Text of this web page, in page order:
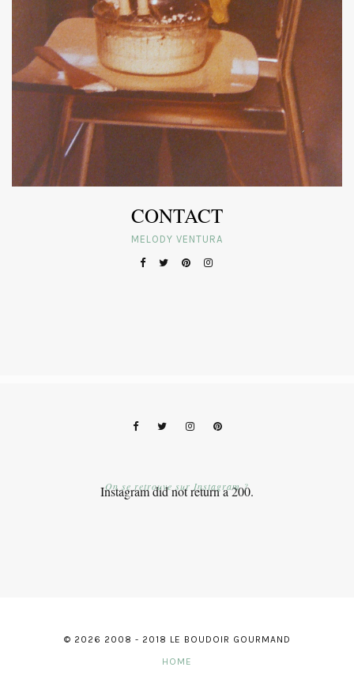
CONTACT
MELODY VENTURA
Instagram did not return a 200.
On se retrouve sur Instagram ?
© 2026 2008 - 2018 LE BOUDOIR GOURMAND
HOME